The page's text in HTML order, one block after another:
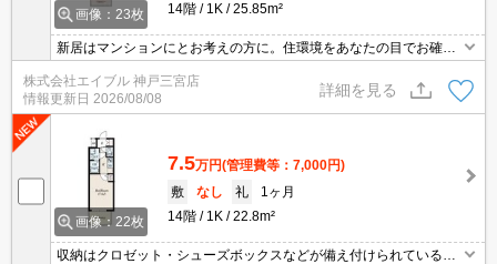
画像：23枚
14階
1K 25.85m²
新居はマンションにとお考えの方に。住環境をあなたの目でお確か
めください。初めての一人暮らしはこのお部屋から。インターネッ
ト無料で使い放題。設備に注目!人気のアイテムせいぞろい。
株式会社エイブル 神戸三宮店
情報更新日 2026/08/08
詳細を見る
画像：22枚
7.5万円(管理費等：7,000円)
敷
なし 礼
1ヶ月
14階
1K 22.8m²
収納はクロゼット・シューズボックスなどが備え付けられているの